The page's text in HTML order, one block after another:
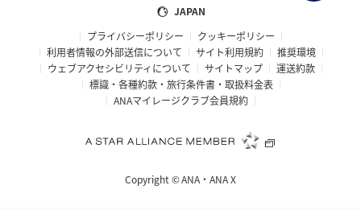
JAPAN
プライバシーポリシー
クッキーポリシー
利用者情報の外部送信について
サイト利用規約
推奨環境
ウェブアクセシビリティについて
サイトマップ
運送約款
標識・各種約款・旅行条件書・取扱料金表
ANAマイレージクラブ会員規約
Copyright ©ANA・ANA X